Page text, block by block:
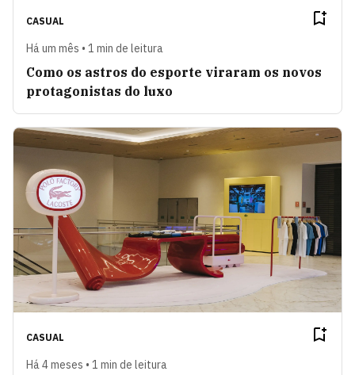
CASUAL
Há um mês • 1 min de leitura
Como os astros do esporte viraram os novos
protagonistas do luxo
CASUAL
Há 4 meses • 1 min de leitura